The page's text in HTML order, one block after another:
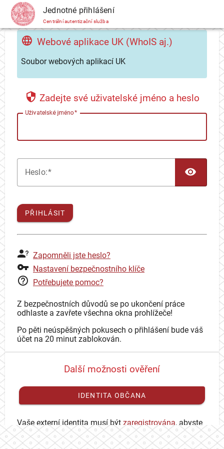
CAS Jednotné přihlášení
Centrální autentizační služba
Webové aplikace UK (WhoIS aj.)
Soubor webových aplikací UK
Zadejte své uživatelské jméno a heslo
Uživatelské jméno
Heslo:
PŘIHLÁSIT
Zapomněli jste heslo?
Nastavení bezpečnostního klíče
Potřebujete pomoc?
Z bezpečnostních důvodů se po ukončení práce
odhlaste a zavřete všechna okna prohlížeče!
Po pěti neúspěšných pokusech o přihlášení bude váš
účet na 20 minut zablokován.
Další možnosti ověření
IDENTITA OBČANA
Vaše externí identita musí být zaregistrována, abyste
se mohli přihlásit ke svému CAS účtu.